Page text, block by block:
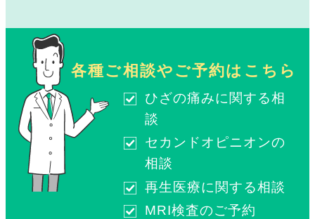
各種ご相談やご予約はこちら
ひざの痛みに関する相
談
セカンドオピニオンの
相談
再生医療に関する相談
MRI検査のご予約